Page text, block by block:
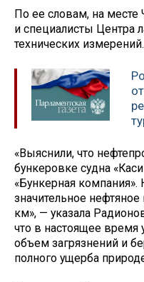
По ее словам, на
и специалисты Центра
технических измерений.
«Выяснили, что
бункеровке судна
«Бункерная
значительное
км», — указала
что в настоящее время
объем загрязнений и
полного ущерба